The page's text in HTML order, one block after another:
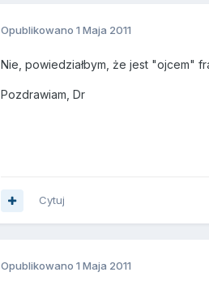
Opublikowano 1 Maja 2011
Nie, powiedziałbym, że jest "ojcem"
Pozdrawiam, Dr
Cytuj
Opublikowano 1 Maja 2011